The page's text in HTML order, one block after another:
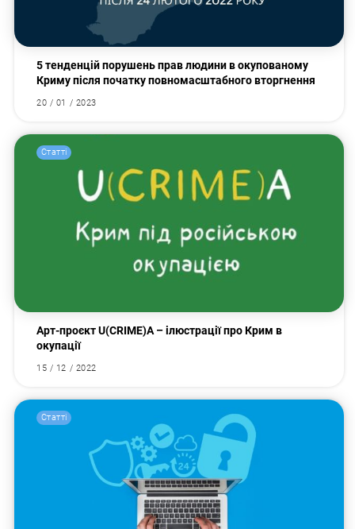
5 тенденцій порушень прав людини в окупованому
Криму після початку повномасштабного вторгнення
20 / 01 / 2023
Статті
Арт-проєкт U(CRIME)A – ілюстрації про Крим в
окупації
15 / 12 / 2022
Статті